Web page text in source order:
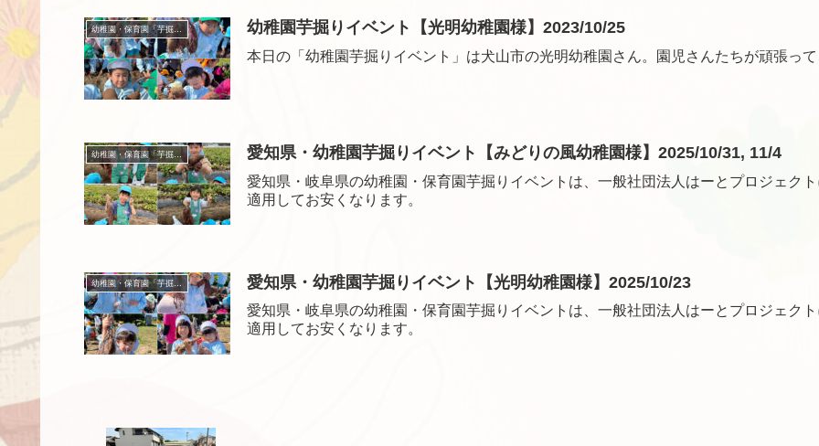
幼稚園・保育園「芋掘り」イベントサービス 幼稚園芋掘りイベント【光明幼稚園様】2023/10/25
本日の「幼稚園芋掘りイベント」は犬山市の光明幼稚園さん。園児さんたちが頑張っ
愛知県・幼稚園芋掘りイベント【みどりの風幼稚園様】2025/10/31, 11/4
愛知県・岐阜県の幼稚園・保育園芋掘りイベントは、一般社団法人はーとプロジェク
適用してお安くなります。
幼稚園・保育園「芋掘り」イベントサービス 愛知県・幼稚園芋掘りイベント【光明幼稚園様】2025/10/23
愛知県・岐阜県の幼稚園・保育園芋掘りイベントは、一般社団法人はーとプロジェク
適用してお安くなります。